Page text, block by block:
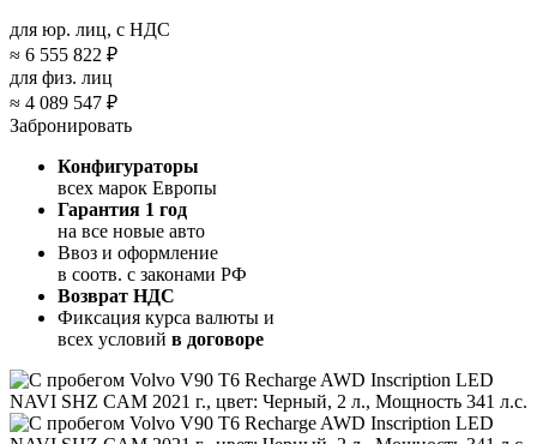
для юр. лиц, с НДС
≈ 6 555 822 ₽
для физ. лиц
≈ 4 089 547 ₽
Забронировать
Конфигураторы
всех марок Европы
Гарантия 1 год
на все новые авто
Ввоз и оформление
в соотв. с законами РФ
Возврат НДС
Фиксация курса валюты и
всех условий в договоре